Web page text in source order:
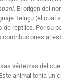
. El origen del
Telugu (el cual
de reptiles. Por su
contribuciones al
vértebras del
animal tenía un